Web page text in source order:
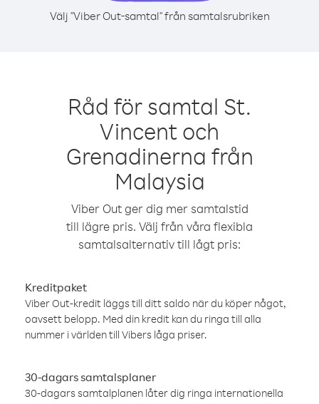
Välj "Viber Out-samtal" från samtalsrubriken
Råd för samtal St.
Vincent och
Grenadinerna från
Malaysia
Viber Out ger dig mer samtalstid
till lägre pris. Välj från våra flexibla
samtalsalternativ till lågt pris:
Kreditpaket
Viber Out-kredit läggs till ditt saldo när du köper något,
oavsett belopp. Med din kredit kan du ringa till alla
nummer i världen till Vibers låga priser.
30-dagars samtalsplaner
30-dagars samtalplanen låter dig ringa internationella